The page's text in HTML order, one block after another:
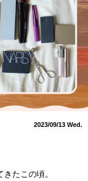
2023/09/13 Wed.
たこの頃。